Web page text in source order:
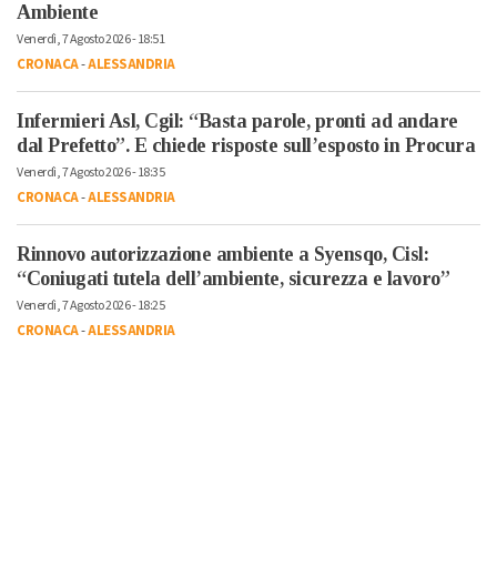
Ambiente
Venerdì, 7 Agosto 2026 - 18:51
CRONACA-ALESSANDRIA
Infermieri Asl, Cgil: “Basta parole, pronti ad andare
dal Prefetto”. E chiede risposte sull’esposto in Procura
Venerdì, 7 Agosto 2026 - 18:35
CRONACA-ALESSANDRIA
Rinnovo autorizzazione ambiente a Syensqo, Cisl:
“Coniugati tutela dell’ambiente, sicurezza e lavoro”
Venerdì, 7 Agosto 2026 - 18:25
CRONACA-ALESSANDRIA